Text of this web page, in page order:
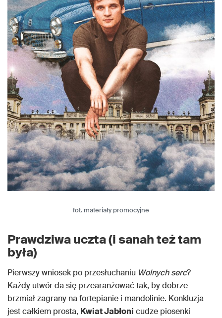
fot. materiały promocyjne
Prawdziwa uczta (i sanah też tam
była)
Pierwszy wniosek po przesłuchaniu Wolnych serc?
Każdy utwór da się przearanżować tak, by dobrze
brzmiał zagrany na fortepianie i mandolinie. Konkluzja
jest całkiem prosta, Kwiat Jabłoni cudze piosenki